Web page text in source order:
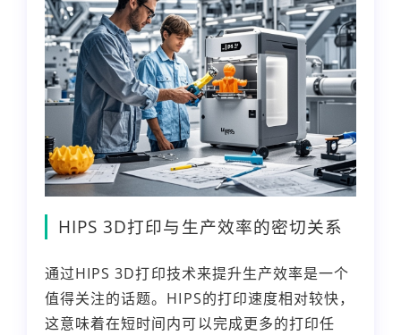
HIPS 3D打印与生产效率的密切关系
通过HIPS 3D打印技术来提升生产效率是一个
值得关注的话题。HIPS的打印速度相对较快，
这意味着在短时间内可以完成更多的打印任